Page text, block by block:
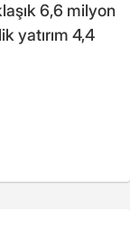
6,6 milyon
yatırım 4,4